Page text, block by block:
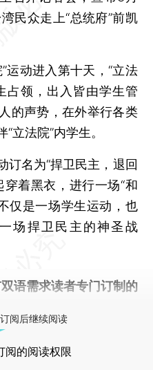
民众走上“总统府”前凯
动进入第十天，“立法
占领，出入皆由学生管
的声势，在外举行各类
立法院”内学生。
名为“捍卫民主，退回
着黑衣，进行一场“和
仅是一场学生运动，也
场捍卫民主的神圣战
语需求读者专门订制的
阅后继续阅读
阅的阅读权限